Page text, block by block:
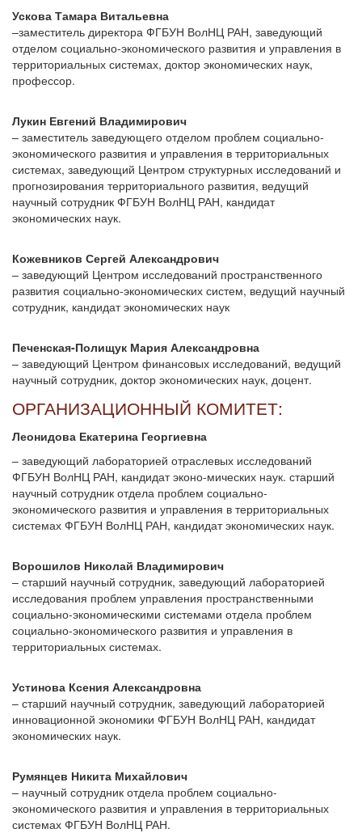
Ускова Тамара Витальевна
–заместитель директора ФГБУН ВолНЦ РАН, заведующий
отделом социально-экономического развития и управления в
территориальных системах, доктор экономических наук,
профессор.
Лукин Евгений Владимирович
– заместитель заведующего отделом проблем социально-
экономического развития и управления в территориальных
системах, заведующий Центром структурных исследований и
прогнозирования территориального развития, ведущий
научный сотрудник ФГБУН ВолНЦ РАН, кандидат
экономических наук.
Кожевников Сергей Александрович
– заведующий Центром исследований пространственного
развития социально-экономических систем, ведущий научный
сотрудник, кандидат экономических наук
Печенская-Полищук Мария Александровна
– заведующий Центром финансовых исследований, ведущий
научный сотрудник, доктор экономических наук, доцент.
ОРГАНИЗАЦИОННЫЙ КОМИТЕТ:
Леонидова Екатерина Георгиевна
– заведующий лабораторией отраслевых исследований
ФГБУН ВолНЦ РАН, кандидат эконо-мических наук. старший
научный сотрудник отдела проблем социально-
экономического развития и управления в территориальных
системах ФГБУН ВолНЦ РАН, кандидат экономических наук.
Ворошилов Николай Владимирович
– старший научный сотрудник, заведующий лабораторией
исследования проблем управления пространственными
социально-экономическими системами отдела проблем
социально-экономического развития и управления в
территориальных системах.
Устинова Ксения Александровна
– старший научный сотрудник, заведующий лабораторией
инновационной экономики ФГБУН ВолНЦ РАН, кандидат
экономических наук.
Румянцев Никита Михайлович
– научный сотрудник отдела проблем социально-
экономического развития и управления в территориальных
системах ФГБУН ВолНЦ РАН.